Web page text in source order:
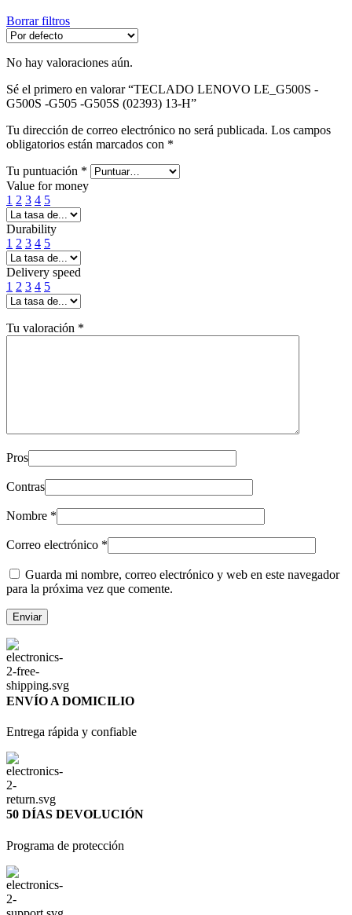
Borrar filtros
No hay valoraciones aún.
Sé el primero en valorar “TECLADO LENOVO LE_G500S -
G500S -G505 -G505S (02393) 13-H”
Tu dirección de correo electrónico no será publicada. Los campos
obligatorios están marcados con *
Tu puntuación *
Value for money
1 2 3 4 5
Durability
1 2 3 4 5
Delivery speed
1 2 3 4 5
Tu valoración *
Pros
Contras
Nombre *
Correo electrónico *
Guarda mi nombre, correo electrónico y web en este navegador
para la próxima vez que comente.
ENVÍO A DOMICILIO
Entrega rápida y confiable
50 DÍAS DEVOLUCIÓN
Programa de protección